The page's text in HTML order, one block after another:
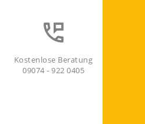
Kostenlose Beratung
09074 - 922 0405